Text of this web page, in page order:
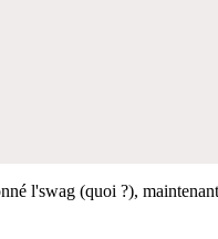
l'swag (quoi ?),